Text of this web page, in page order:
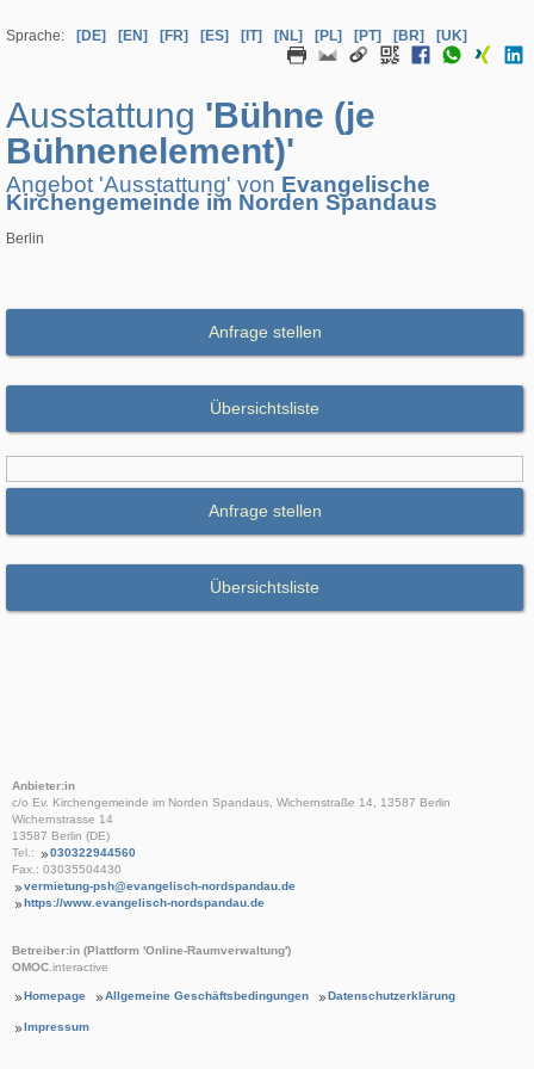
Sprache: [DE] [EN] [FR] [ES] [IT] [NL] [PL] [PT] [BR] [UK]
Ausstattung 'Bühne (je
Bühnenelement)'
Angebot 'Ausstattung' von Evangelische
Kirchengemeinde im Norden Spandaus
Berlin
Anfrage stellen
Übersichtsliste
Anfrage stellen
Übersichtsliste
Anbieter:in
c/o Ev. Kirchengemeinde im Norden Spandaus, Wichernstraße 14, 13587 Berlin
Wichernstrasse 14
13587 Berlin (DE)
Tel.:
030322944560
Fax.: 03035504430
vermietung-psh@evangelisch-nordspandau.de
https://www.evangelisch-nordspandau.de
Betreiber:in (Plattform 'Online-Raumverwaltung')
OMOC.interactive
Homepage Allgemeine Geschäftsbedingungen Datenschutzerklärung
Impressum